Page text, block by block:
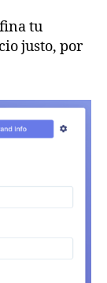
tu
justo, por